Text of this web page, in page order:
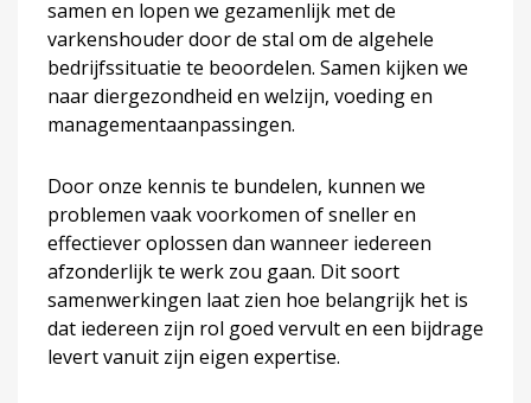
samen en lopen we gezamenlijk met de
varkenshouder door de stal om de algehele
bedrijfssituatie te beoordelen. Samen kijken we
naar diergezondheid en welzijn, voeding en
managementaanpassingen.
Door onze kennis te bundelen, kunnen we
problemen vaak voorkomen of sneller en
effectiever oplossen dan wanneer iedereen
afzonderlijk te werk zou gaan. Dit soort
samenwerkingen laat zien hoe belangrijk het is
dat iedereen zijn rol goed vervult en een bijdrage
levert vanuit zijn eigen expertise.